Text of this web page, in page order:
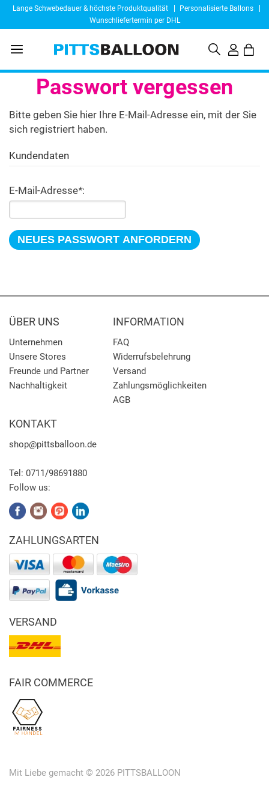
Lange Schwebedauer & höchste Produktqualität
Personalisierte Ballons
Wunschliefertermin per DHL
Passwort vergessen
Bitte geben Sie hier Ihre E-Mail-Adresse ein, mit der Sie
sich registriert haben.
Kundendaten
E-Mail-Adresse*:
ÜBER UNS
Unternehmen
Unsere Stores
Freunde und Partner
Nachhaltigkeit
INFORMATION
FAQ
Widerrufsbelehrung
Versand
Zahlungsmöglichkeiten
AGB
KONTAKT
shop@pittsballoon.de
Tel: 0711/98691880
Follow us:
ZAHLUNGSARTEN
VERSAND
FAIR COMMERCE
Mit Liebe gemacht © 2026 PITTSBALLOON